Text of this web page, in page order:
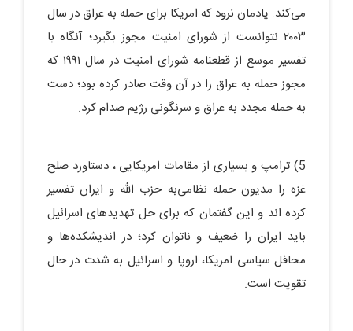
می‌کند. یادمان نرود که امریکا برای حمله به عراق در سال
٢٠٠٣ نتوانست از شورای امنیت مجوز بگیرد؛ آنگاه با
تفسیر موسع از قطعنامه شورای امنیت در سال ١٩٩١ که
مجوز حمله به عراق را در آن وقت صادر کرده بود؛ دست
به حمله مجدد به عراق و سرنگونی رژیم صدام کرد.
5) ترامپ و بسیاری از مقامات امریکایی ، دستاورد صلح
غزه را مدیون حمله نظامی‌به حزب الله و ایران تفسیر
کرده اند و این گفتمان که برای حل تهدیدهای اسرائیل
باید ایران را ضعیف و ناتوان کرد؛ در اندیشکده‌ها و
محافل سیاسی امریکا، اروپا و اسرائیل به شدت در حال
تقویت است.